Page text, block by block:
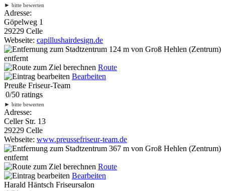
► bitte bewerten
Adresse:
Göpelweg 1
29229 Celle
Webseite: capillushairdesign.de
124 m von Groß Hehlen (Zentrum)
entfernt
Route
Bearbeiten
Preuße Friseur-Team
0/50 ratings
► bitte bewerten
Adresse:
Celler Str. 13
29229 Celle
Webseite: www.preussefriseur-team.de
367 m von Groß Hehlen (Zentrum)
entfernt
Route
Bearbeiten
Harald Häntsch Friseursalon